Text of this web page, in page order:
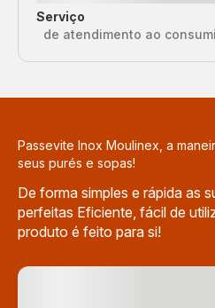
Serviço
de atendimento ao
Passevite Inox Moulinex, a
seus purés e sopas!
De forma simples e rápida as
perfeitas Eficiente, fácil de
produto é feito para si!